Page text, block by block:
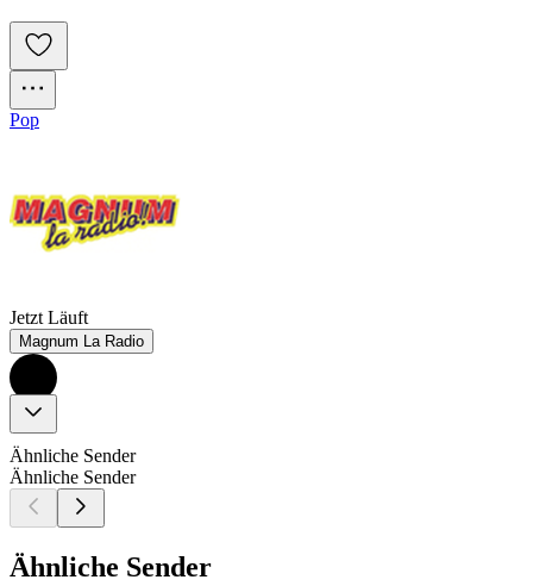
Pop
Jetzt Läuft
Magnum La Radio
Ähnliche Sender
Ähnliche Sender
Ähnliche Sender